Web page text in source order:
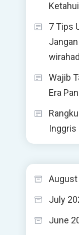
7 Tips
Wajib
Era
Inggris
August
July
June